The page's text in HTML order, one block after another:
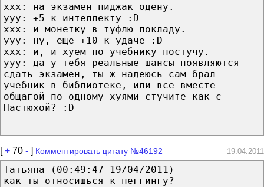
xxx: на экзамен пиджак одену.
yyy: +5 к интеллекту :D
xxx: и монетку в туфлю покладу.
yyy: ну, еще +10 к удаче :D
xxx: и, и хуем по учебнику постучу.
yyy: да у тебя реальные шансы появляются
сдать экзамен, ты ж надеюсь сам брал
учебник в библиотеке, или все вместе
общагой по одному хуями стучите как с
Настюхой? :D
[+ 70 - ] Комментировать цитату №46192 19.04.2011
Татьяна (00:49:47 19/04/2011)
как ты относишься к пеггингу?